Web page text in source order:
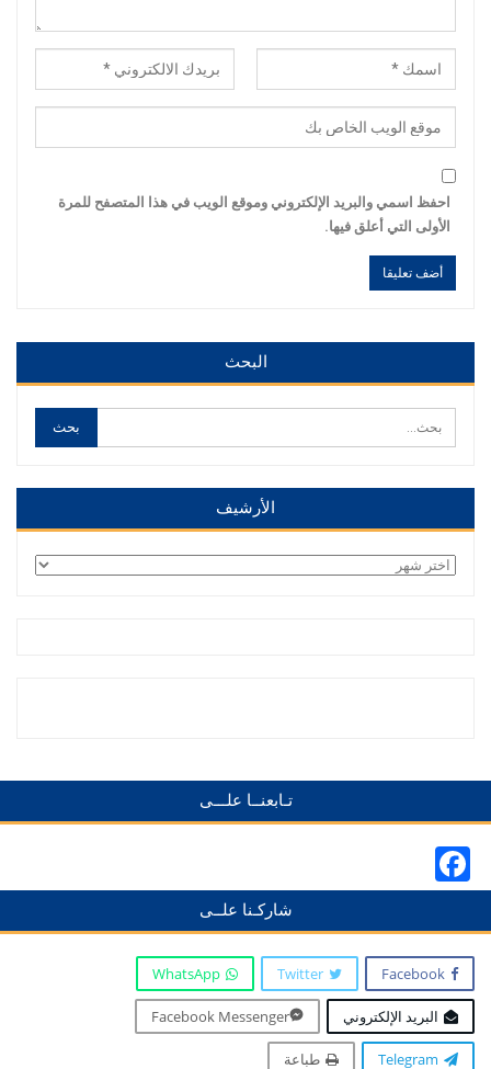
احفظ اسمي والبريد الإلكتروني وموقع الويب في هذا المتصفح للمرة
الأولى التي أعلق فيها.
البحث
الأرشيف
الأرشيف
تـابعنــا علـــى
شاركـنا علــى
Facebook
Twitter
WhatsApp
البريد الإلكتروني Facebook Messenger
Telegram طباعة